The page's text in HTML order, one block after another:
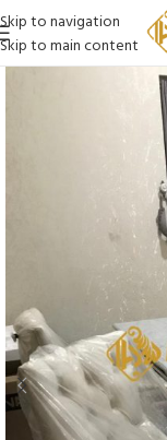
Skip to navigation
Skip to main content